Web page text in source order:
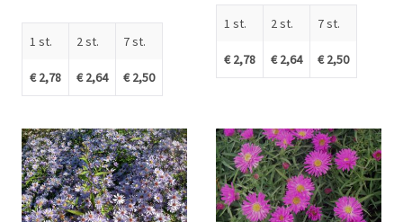
1 st.
€ 2,78
2 st.
€ 2,64
7 st.
€ 2,50
1 st.
€ 2,78
2 st.
€ 2,64
7 st.
€ 2,50